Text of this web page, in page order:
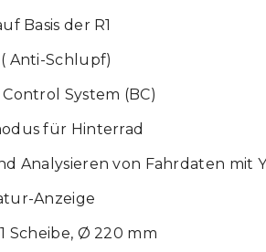
Basis der R1
Anti-Schlupf)
System (BC)
für Hinterrad
Analysieren von Fahrdaten mit
Anzeige
Scheibe, Ø 220 mm